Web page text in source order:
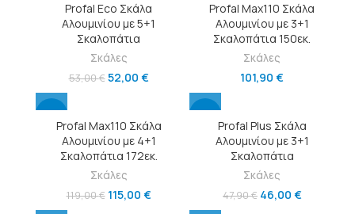
Profal Eco Σκάλα
Αλουμινίου με 5+1
Σκαλοπάτια
Σκάλες
53,00€ 52,00 €
Profal Max110 Σκάλα
Αλουμινίου με 3+1
Σκαλοπάτια 150εκ.
Σκάλες
101,90€
Profal Max110 Σκάλα
Αλουμινίου με 4+1
Σκαλοπάτια 172εκ.
Σκάλες
119,00€ 115,00 €
Profal Plus Σκάλα
Αλουμινίου με 3+1
Σκαλοπάτια
Σκάλες
47,90€ 46,00 €